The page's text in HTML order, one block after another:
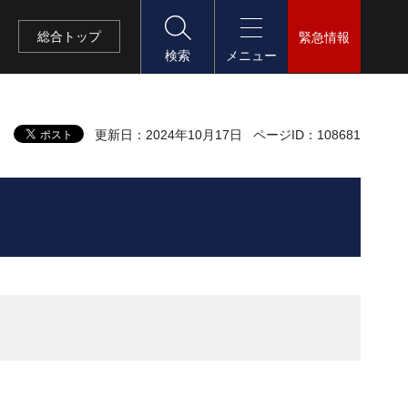
総合 トップ
検索
メニュー
緊急情報
更新日：2024年10月17日 ページID：108681